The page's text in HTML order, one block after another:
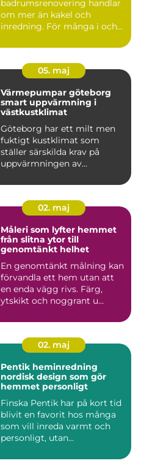
badrumsrenovering handlar
om mer än kakel och
inredning. För många i och
05. maj
Värmepumpar göteborg
smart uppvärmning i
västkustklimat
Göteborg har ett milt men
fuktigt kustklimat som
ställer särskilda krav på
uppvärmningen av
02. maj
Måleri som lyfter hemmet
från slitna ytor till
genomtänkt helhet
En genomtänkt målning kan
förvandla ett hem utan att
en enda vägg rivs. Färg,
ytskikt och noggrant u...
02. maj
Pentik heminredning
nordisk design som gör
hemmet personligt
Finska Pentik har på kort tid
blivit en favorit hos många
som vill inreda varmt och
personligt, utan...